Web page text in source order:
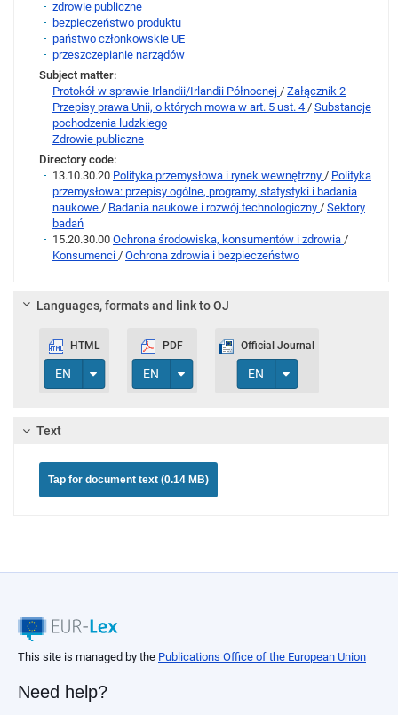
zdrowie publiczne
bezpieczeństwo produktu
państwo członkowskie UE
przeszczepianie narządów
Subject matter:
Protokół w sprawie Irlandii/Irlandii Północnej / Załącznik 2
Przepisy prawa Unii, o których mowa w art. 5 ust. 4 / Substancje
pochodzenia ludzkiego
Zdrowie publiczne
Directory code:
13.10.30.20 Polityka przemysłowa i rynek wewnętrzny / Polityka
przemysłowa: przepisy ogólne, programy, statystyki i badania
naukowe / Badania naukowe i rozwój technologiczny / Sektory
badań
15.20.30.00 Ochrona środowiska, konsumentów i zdrowia /
Konsumenci / Ochrona zdrowia i bezpieczeństwo
Languages, formats and link to OJ
HTML
EN Toggle Dropdown
PDF
EN Toggle Dropdown
Official Journal
EN Toggle Dropdown
Text
Tap for document text (0.14 MB)
This site is managed by the Publications Office of the European Union
Need help?